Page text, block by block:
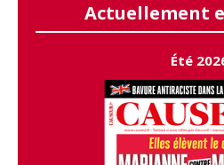
Actuellement
Été